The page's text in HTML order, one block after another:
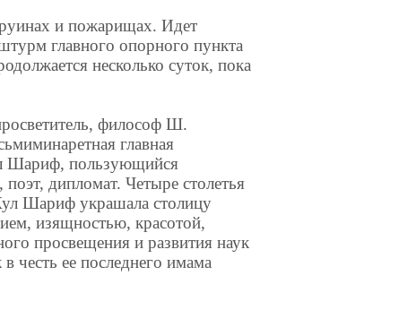
и пожарищах. Идет
главного опорного пункта
несколько суток, пока
философ Ш.
главная
Шариф, пользующийся
дипломат. Четыре столетья
Шариф украшала столицу
изящностью, красотой,
просвещения и развития наук
честь ее последнего имама